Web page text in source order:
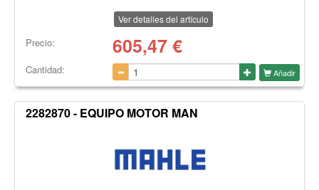
Ver detalles del artículo
Precio: 605,47€
Cantidad: Añadir
2282870 - EQUIPO MOTOR MAN